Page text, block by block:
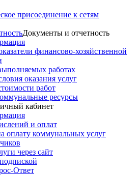
присоединение к сетям
Документы и отчетность
финансово-хозяйственной
работах
оказания услуг
работ
ресурсы
кабинет
и оплат
оплату коммунальных услуг
через сайт
Ответ